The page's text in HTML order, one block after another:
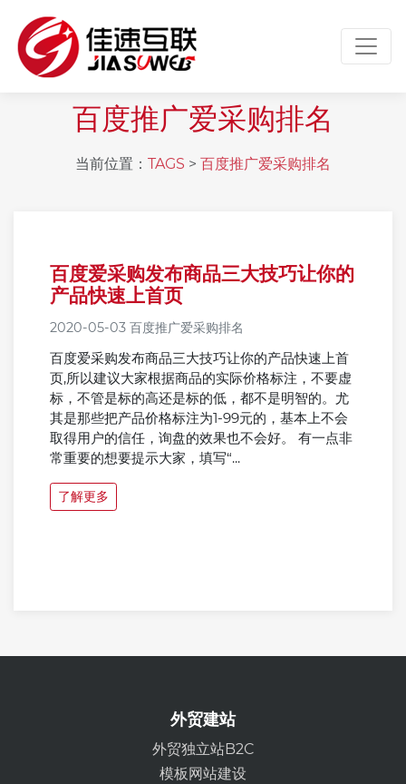
百度推广爱采购排名
当前位置： TAGS > 百度推广爱采购排名
百度爱采购发布商品三大技巧让你的
产品快速上首页
2020-05-03 百度推广爱采购排名
百度爱采购发布商品三大技巧让你的产品快速上首
页,所以建议大家根据商品的实际价格标注，不要虚
标，不管是标的高还是标的低，都不是明智的。尤
其是那些把产品价格标注为1-99元的，基本上不会
取得用户的信任，询盘的效果也不会好。 有一点非
常重要的想要提示大家，填写“...
了解更多
外贸建站
外贸独立站B2C
模板网站建设